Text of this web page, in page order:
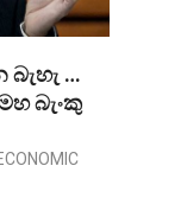
…
බැංකු